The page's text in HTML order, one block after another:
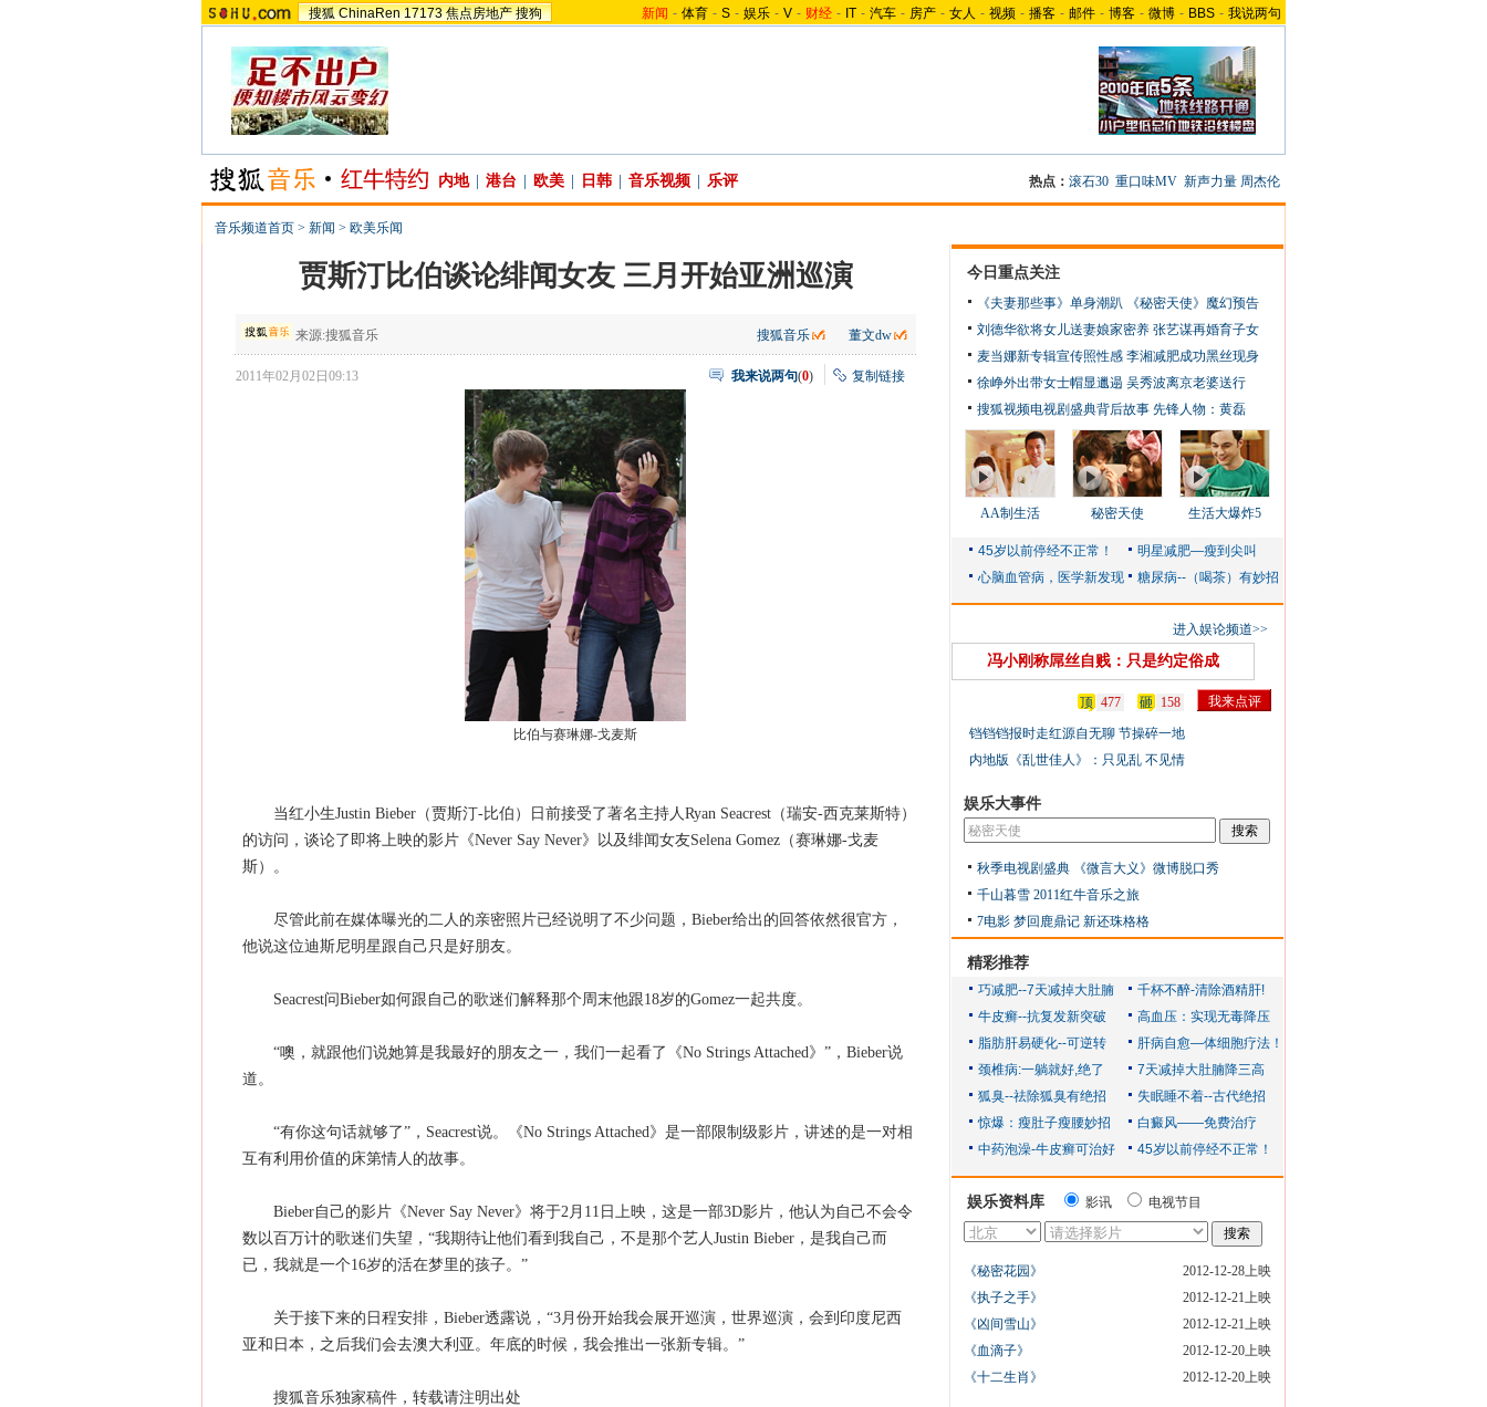
搜狐 ChinaRen 17173 焦点房地产 搜狗 新闻 - 体育 - S - 娱乐 - V - 财经 - IT - 汽车 - 房产 - 女人 - 视频 - 播客 - 邮件 - 博客 - 微博 - BBS - 我说两句
内地 港台 欧美 日韩 音乐视频 乐评 热点： 滚石30 重口味MV 新声力量 周杰伦
音乐频道首页 > 新闻 > 欧美乐闻
贾斯汀比伯谈论绯闻女友 三月开始亚洲巡演
来源:搜狐音乐 搜狐音乐 董文dw
2011年02月02日09:13 我来说两句(0) 复制链接
比伯与赛琳娜-戈麦斯
当红小生Justin Bieber（贾斯汀-比伯）日前接受了著名主持人Ryan Seacrest（瑞安-西克莱斯特）
的访问，谈论了即将上映的影片《Never Say Never》以及绯闻女友Selena Gomez（赛琳娜-戈麦
斯）。
尽管此前在媒体曝光的二人的亲密照片已经说明了不少问题，Bieber给出的回答依然很官方，
他说这位迪斯尼明星跟自己只是好朋友。
Seacrest问Bieber如何跟自己的歌迷们解释那个周末他跟18岁的Gomez一起共度。
“噢，就跟他们说她算是我最好的朋友之一，我们一起看了《No Strings Attached》”，Bieber说
道。
“有你这句话就够了”，Seacrest说。《No Strings Attached》是一部限制级影片，讲述的是一对相
互有利用价值的床第情人的故事。
Bieber自己的影片《Never Say Never》将于2月11日上映，这是一部3D影片，他认为自己不会令
数以百万计的歌迷们失望，“我期待让他们看到我自己，不是那个艺人Justin Bieber，是我自己而
已，我就是一个16岁的活在梦里的孩子。”
关于接下来的日程安排，Bieber透露说，“3月份开始我会展开巡演，世界巡演，会到印度尼西
亚和日本，之后我们会去澳大利亚。年底的时候，我会推出一张新专辑。”
搜狐音乐独家稿件，转载请注明出处
今日重点关注
《夫妻那些事》单身潮趴
《秘密天使》魔幻预告
刘德华欲将女儿送妻娘家密养 张艺谋再婚育子女
麦当娜新专辑宣传照性感 李湘减肥成功黑丝现身
徐峥外出带女士帽显邋遢 吴秀波离京老婆送行
搜狐视频电视剧盛典背后故事 先锋人物：黄磊
AA制生活 秘密天使 生活大爆炸5
进入娱论频道>>
冯小刚称屌丝自贱：只是约定俗成
顶 477 砸
158
铛铛铛报时走红源自无聊 节操碎一地
内地版《乱世佳人》：只见乱 不见情
娱乐大事件
秋季电视剧盛典
《微言大义》微博脱口秀
千山暮雪 2011红牛音乐之旅
7电影 梦回鹿鼎记 新还珠格格
精彩推荐
娱乐资料库 影讯 电视节目
《秘密花园》
2012-12-28上映
《执子之手》
2012-12-21上映
《凶间雪山》
2012-12-21上映
《血滴子》
2012-12-20上映
《十二生肖》
2012-12-20上映